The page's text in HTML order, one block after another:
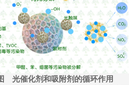
光催化剂和吸附剂的循环作用